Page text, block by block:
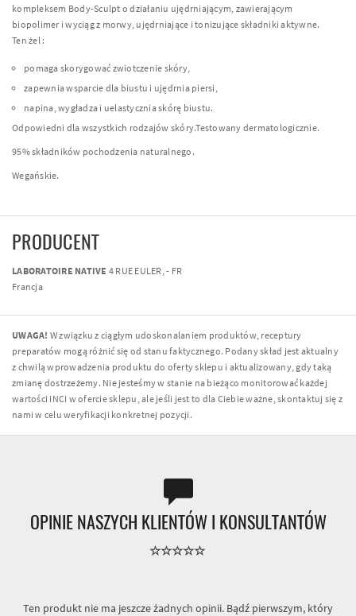
kompleksem Body-Sculpt o działaniu ujędrniającym, zawierającym
biopolimer i wyciąg z morwy, ujędrniające i tonizujące składniki aktywne.
Ten żel :
pomaga skorygować zwiotczenie skóry,
zapewnia wsparcie dla biustu i ujędrnia piersi,
napina, wygładza i uelastycznia skórę biustu.
Odpowiedni dla wszystkich rodzajów skóry.Testowany dermatologicznie.
95% składników pochodzenia naturalnego.
Wegańskie.
PRODUCENT
LABORATOIRE NATIVE 4 RUE EULER, - FR
Francja
UWAGA! W związku z ciągłym udoskonalaniem produktów, receptury
preparatów mogą różnić się od stanu faktycznego. Podany skład jest aktualny
z chwilą wprowadzenia produktu do oferty sklepu i aktualizowany, gdy taką
zmianę dostrzeżemy. Nie jesteśmy w stanie na bieżąco monitorować każdej
wartości INCI w ofercie sklepu, ale jeśli jest to dla Ciebie ważne, skontaktuj się z
nami w celu weryfikacji konkretnej pozycji.
OPINIE NASZYCH KLIENTÓW I KONSULTANTÓW
Ten produkt nie ma jeszcze żadnych opinii. Bądź pierwszym, który